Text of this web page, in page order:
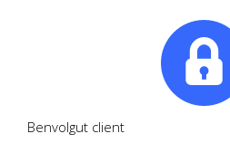
Benvolgut client